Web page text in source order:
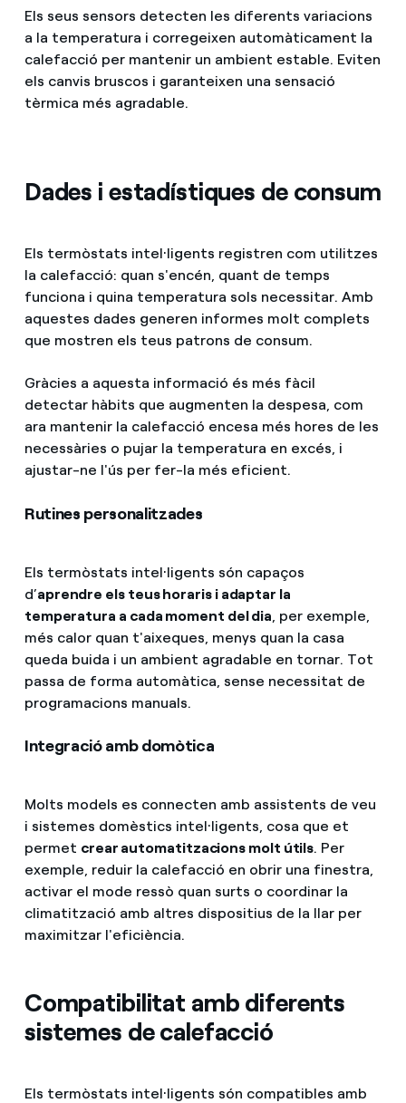
Els seus sensors detecten les diferents variacions
a la temperatura i corregeixen automàticament la
calefacció per mantenir un ambient estable. Eviten
els canvis bruscos i garanteixen una sensació
tèrmica més agradable.
Dades i estadístiques de consum
Els termòstats intel·ligents registren com utilitzes
la calefacció: quan s'encén, quant de temps
funciona i quina temperatura sols necessitar. Amb
aquestes dades generen informes molt complets
que mostren els teus patrons de consum.
Gràcies a aquesta informació és més fàcil
detectar hàbits que augmenten la despesa, com
ara mantenir la calefacció encesa més hores de les
necessàries o pujar la temperatura en excés, i
ajustar-ne l'ús per fer-la més eficient.
Rutines personalitzades
Els termòstats intel·ligents són capaços
d’aprendre els teus horaris i adaptar la
temperatura a cada moment del dia , per exemple,
més calor quan t'aixeques, menys quan la casa
queda buida i un ambient agradable en tornar. Tot
passa de forma automàtica, sense necessitat de
programacions manuals.
Integració amb domòtica
Molts models es connecten amb assistents de veu
i sistemes domèstics intel·ligents, cosa que et
permet crear automatitzacions molt útils. Per
exemple, reduir la calefacció en obrir una finestra,
activar el mode ressò quan surts o coordinar la
climatització amb altres dispositius de la llar per
maximitzar l'eficiència.
Compatibilitat amb diferents
sistemes de calefacció
Els termòstats intel·ligents són compatibles amb